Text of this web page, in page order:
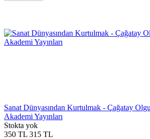
Sanat Dünyasından Kurtulmak - Çağatay
Akademi Yayınları
Stokta yok
350 TL 315 TL